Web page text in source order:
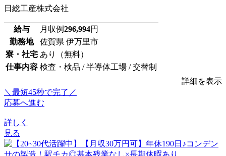
日総工産株式会社
給与 月収例296,994円
勤務地
佐賀県 伊万里市
寮・社宅 あり（無料）
仕事内容 検査・検品 / 半導体工場 / 交替制
詳細を表示
＼最短45秒で完了／
応募へ進む
詳しく
見る